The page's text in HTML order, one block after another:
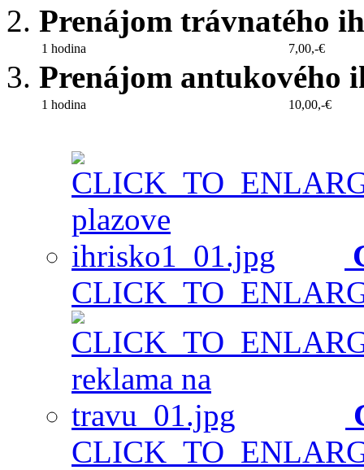
Prenájom trávnatého
1 hodina 7,00,-€
Prenájom antukového
1 hodina 10,00,-€